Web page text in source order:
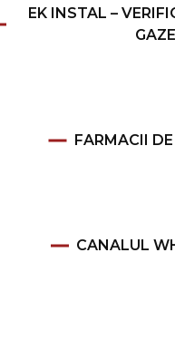
EK INSTAL –
FARMACII
CANALUL